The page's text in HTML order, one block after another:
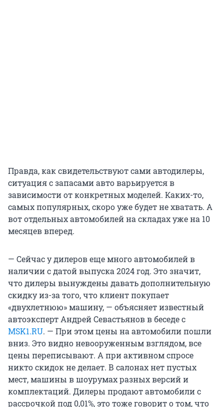
Правда, как свидетельствуют сами автодилеры,
ситуация с запасами авто варьируется в
зависимости от конкретных моделей. Каких-то,
самых популярных, скоро уже будет не хватать. А
вот отдельных автомобилей на складах уже на 10
месяцев вперед.
— Сейчас у дилеров еще много автомобилей в
наличии с датой выпуска 2024 год. Это значит,
что дилеры вынуждены давать дополнительную
скидку из-за того, что клиент покупает
«двухлетнюю» машину, — объясняет известный
автоэксперт Андрей Севастьянов в беседе c
MSK1.RU. — При этом цены на автомобили пошли
вниз. Это видно невооруженным взглядом, все
цены переписывают. А при активном спросе
никто скидок не делает. В салонах нет пустых
мест, машины в шоурумах разных версий и
комплектаций. Дилеры продают автомобили с
рассрочкой под 0,01%, это тоже говорит о том, что